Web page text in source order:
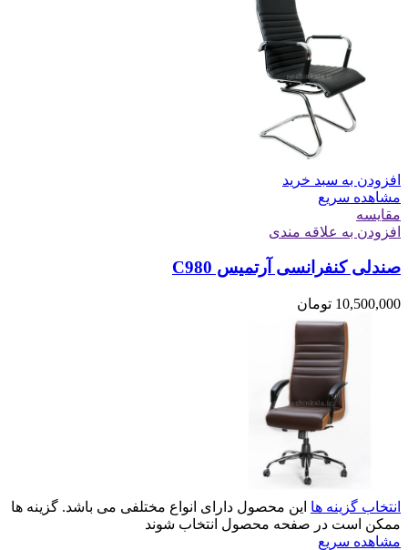
افزودن به سبد خرید
مشاهده سریع
مقایسه
افزودن به علاقه مندی
صندلی کنفرانسی آرتمیس C980
10,500,000 تومان
انتخاب گزینه ها این محصول دارای انواع مختلفی می باشد. گزینه ها
ممکن است در صفحه محصول انتخاب شوند
مشاهده سریع